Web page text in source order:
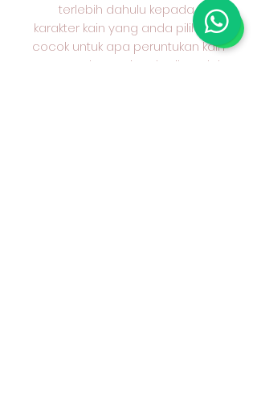
terlebih dahulu kepada kami
karakter kain yang anda pilih dan
cocok untuk apa peruntukan kain
tersebut. Terima kasih sudah